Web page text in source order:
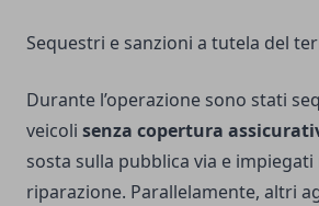
Sequestri e sanzioni a tutela del
Durante l’operazione sono stati
veicoli senza copertura
sosta sulla pubblica via e impiegati
riparazione. Parallelamente, altri